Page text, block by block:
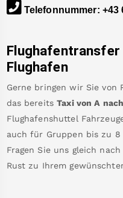
Telefonnummer: +43
Flughafentransfer
Flughafen
Gerne bringen wir Sie von
das bereits Taxi von A
Flughafenshuttel
auch für Gruppen bis zu 8
Fragen Sie uns gleich
Rust zu Ihrem